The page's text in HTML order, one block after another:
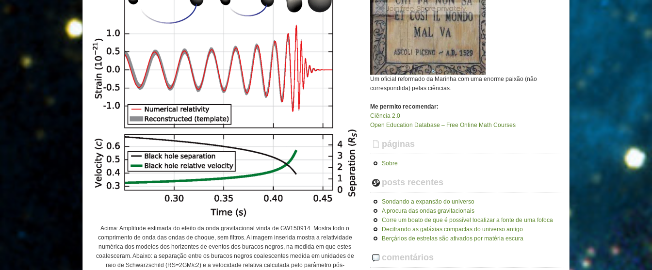
Acima: Amplitude estimada do efeito da onda gravitacional vinda de GW150914. Mostra todo o
comprimento de onda das ondas de choque, sem filtros. A imagem inserida mostra a relatividade
numérica dos modelos dos horizontes de eventos dos buracos negros, na medida em que estes
coalesceram. Abaixo: a separação entre os buracos negros coalescentes medida em unidades de
raio de Schwarzschild (RS=2GM/c2) e a velocidade relativa calculada pelo parâmetro pós-
Um oficial reformado da Marinha com uma enorme paixão (não
correspondida) pelas ciências.
Me permito recomendar:
Ciência 2.0
Open Education Database – Free Online Math Courses
páginas
Sobre
posts recentes
Sondando a expansão do universo
A procura das ondas gravitacionais
Corre um boato de que é possível localizar a fonte de uma fofoca
Decifrando as galáxias compactas do universo antigo
Berçários de estrelas são ativados por matéria escura
comentários